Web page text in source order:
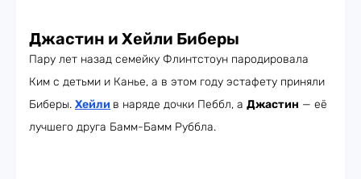
Джастин и Хейли Биберы
Пару лет назад семейку Флинтстоун пародировала
Ким с детьми и Канье, а в этом году эстафету приняли
Биберы. Хейли в наряде дочки Пеббл, а Джастин — её
лучшего друга Бамм-Бамм Руббла.